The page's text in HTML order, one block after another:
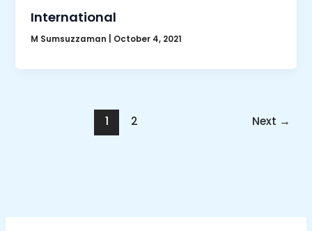
International
M Sumsuzzaman October 4, 2021
1 2 Next →